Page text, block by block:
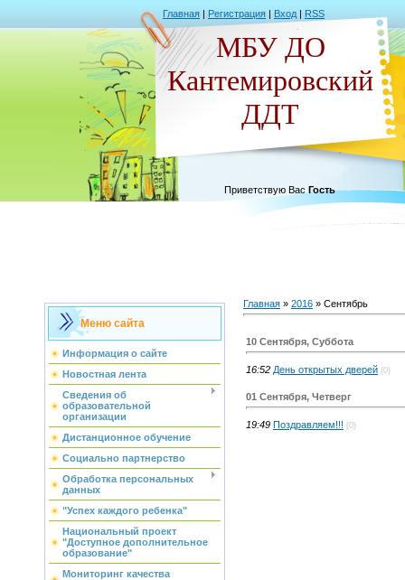
Главная | Регистрация | Вход | RSS
МБУ ДО
Кантемировский
ДДТ
Приветствую Вас Гость
Меню сайта
Информация о сайте
Новостная лента
Сведения об
образовательной
организации
Дистанционное обучение
Социально партнерство
Обработка персональных
данных
"Успех каждого ребенка"
Национальный проект
"Доступное дополнительное
образование"
Мониторинг качества
Главная » 2016 » Сентябрь
10 Сентября, Суббота
16:52 День открытых дверей (0)
01 Сентября, Четверг
19:49 Поздравляем!!! (0)